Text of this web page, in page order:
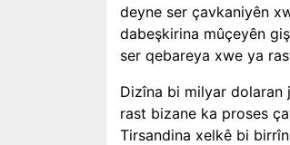
deyne ser çavkaniyên
dabeşkirina mûçeyên
ser qebareya xwe ya
Dizîna bi milyar
rast bizane ka proses
Tirsandina xelkê bi